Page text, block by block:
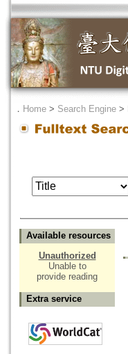
． Home > Search Engine >
Available resources
Unauthorized
Unable to
provide reading
Extra service